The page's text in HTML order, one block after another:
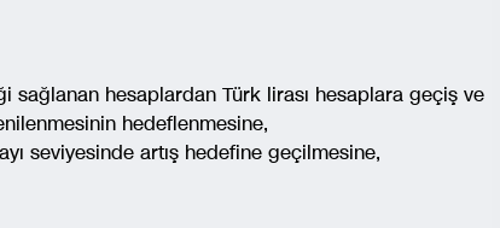
sağlanan hesaplardan Türk lirası hesaplara geçiş ve
hedeflenmesine,
seviyesinde artış hedefine geçilmesine,